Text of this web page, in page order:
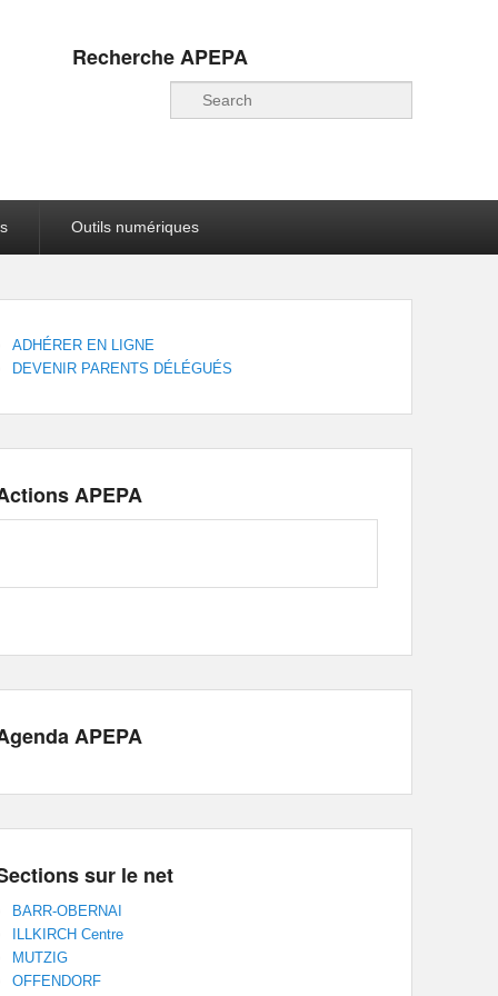
Recherche APEPA
Recherche
Outils numériques
ADHÉRER EN LIGNE
DEVENIR PARENTS DÉLÉGUÉS
APEPA
APEPA
sur le net
BARR-OBERNAI
ILLKIRCH Centre
MUTZIG
OFFENDORF